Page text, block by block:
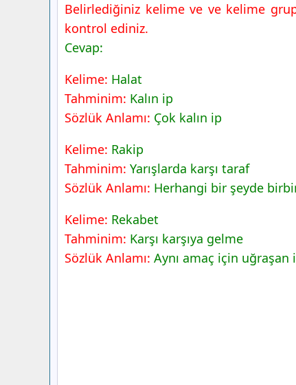
5. Sınıf Türkçe Ders Kitabı Sayfa 45
8. Etkinlik
5. Sınıf Türkçe Ders Kitabı Sayfa 46
9. Etkinlik
5. Sınıf Türkçe Ders Kitabı Sayfa 47
10. Etkinlik
11. Etkinlik
5. Sınıf Türkçe Ders Kitabı Sayfa 48
Belirlediğiniz kelime ve ve kelime
kontrol ediniz.
Cevap:
Kelime: Halat
Tahminim: Kalın ip
Sözlük Anlamı: Çok kalın ip
Kelime: Rakip
Tahminim: Yarışlarda karşı taraf
Sözlük Anlamı: Herhangi bir şeyde
Kelime: Rekabet
Tahminim: Karşı karşıya gelme
Sözlük Anlamı: Aynı amaç için uğraşan